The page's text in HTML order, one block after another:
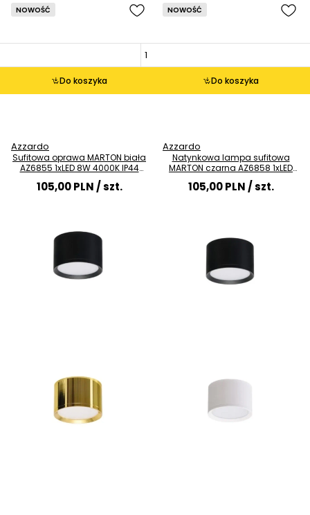
Do koszyka
NOWOŚĆ
Azzardo
Sufitowa oprawa MARTON biała
AZ6855 1xLED 8W 4000K IP44
punktowa
105,00 PLN/ szt.
Do koszyka
NOWOŚĆ
Azzardo
Natynkowa lampa sufitowa
MARTON czarna AZ6858 1xLED
8W 3000K IP44 spot
105,00 PLN/ szt.